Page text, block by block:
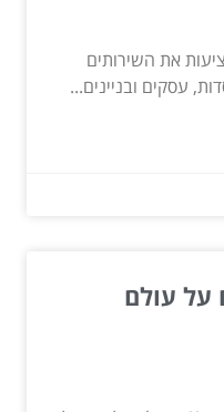
את השירותים
עסקים ובניינים...
על עולם